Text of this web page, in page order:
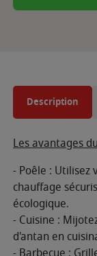
Description
Les avantages
- Poêle : Utilisez
chauffage
écologique.
- Cuisine :
d'antan en